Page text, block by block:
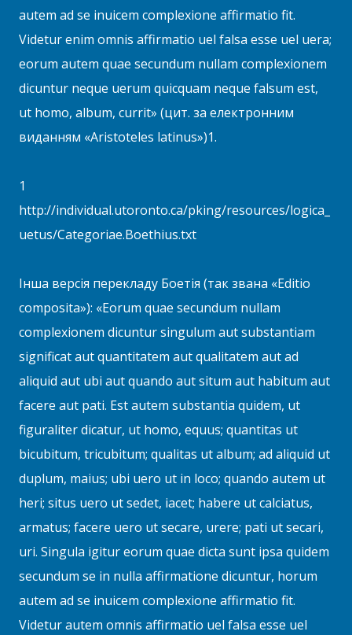
autem ad se inuicem complexione affirmatio fit.
Videtur enim omnis affirmatio uel falsa esse uel uera;
eorum autem quae secundum nullam complexionem
dicuntur neque uerum quicquam neque falsum est,
ut homo, album, currit» (цит. за електронним
виданням «Aristoteles latinus»)1.
1
http://individual.utoronto.ca/pking/resources/logica_
uetus/Categoriae.Boethius.txt
Інша версія перекладу Боетія (так звана «Editio
composita»): «Eorum quae secundum nullam
complexionem dicuntur singulum aut substantiam
significat aut quantitatem aut qualitatem aut ad
aliquid aut ubi aut quando aut situm aut habitum aut
facere aut pati. Est autem substantia quidem, ut
figuraliter dicatur, ut homo, equus; quantitas ut
bicubitum, tricubitum; qualitas ut album; ad aliquid ut
duplum, maius; ubi uero ut in loco; quando autem ut
heri; situs uero ut sedet, iacet; habere ut calciatus,
armatus; facere uero ut secare, urere; pati ut secari,
uri. Singula igitur eorum quae dicta sunt ipsa quidem
secundum se in nulla affirmatione dicuntur, horum
autem ad se inuicem complexione affirmatio fit.
Videtur autem omnis affirmatio uel falsa esse uel